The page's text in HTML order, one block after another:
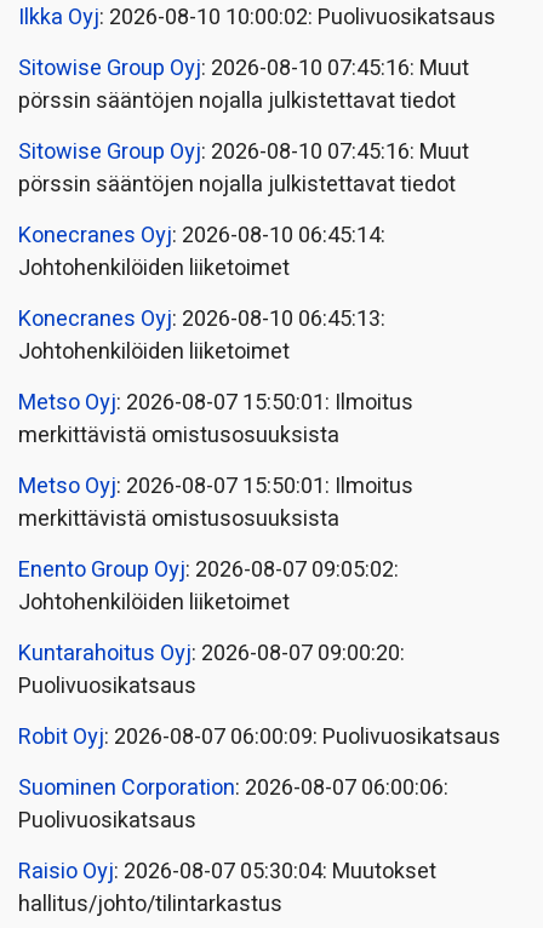
Ilkka Oyj: 2026-08-10 10:00:02: Puolivuosikatsaus
Sitowise Group Oyj: 2026-08-10 07:45:16: Muut
pörssin sääntöjen nojalla julkistettavat tiedot
Sitowise Group Oyj: 2026-08-10 07:45:16: Muut
pörssin sääntöjen nojalla julkistettavat tiedot
Konecranes Oyj: 2026-08-10 06:45:14:
Johtohenkilöiden liiketoimet
Konecranes Oyj: 2026-08-10 06:45:13:
Johtohenkilöiden liiketoimet
Metso Oyj: 2026-08-07 15:50:01: Ilmoitus
merkittävistä omistusosuuksista
Metso Oyj: 2026-08-07 15:50:01: Ilmoitus
merkittävistä omistusosuuksista
Enento Group Oyj: 2026-08-07 09:05:02:
Johtohenkilöiden liiketoimet
Kuntarahoitus Oyj: 2026-08-07 09:00:20:
Puolivuosikatsaus
Robit Oyj: 2026-08-07 06:00:09: Puolivuosikatsaus
Suominen Corporation: 2026-08-07 06:00:06:
Puolivuosikatsaus
Raisio Oyj: 2026-08-07 05:30:04: Muutokset
hallitus/johto/tilintarkastus